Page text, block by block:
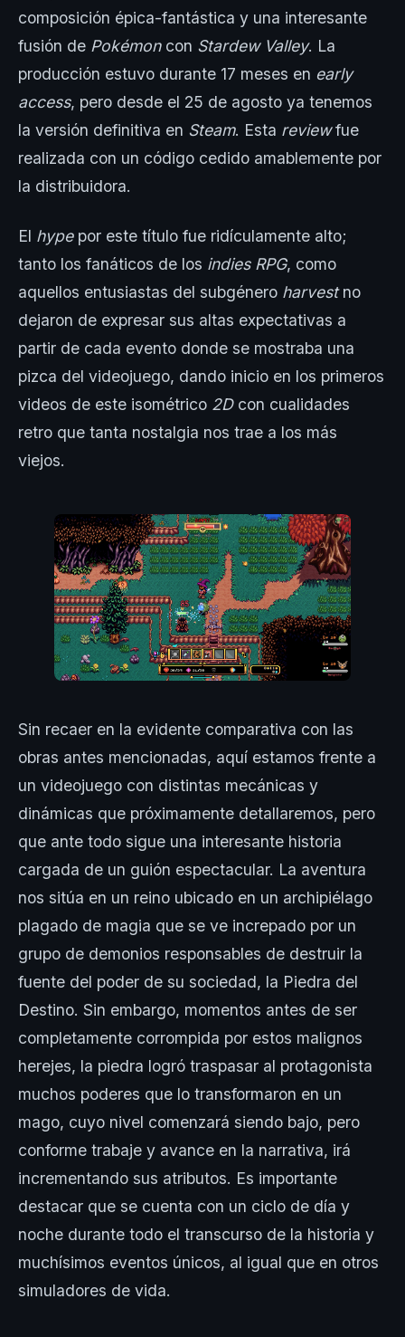
composición épica-fantástica y una interesante
fusión de Pokémon con Stardew Valley. La
producción estuvo durante 17 meses en early
access, pero desde el 25 de agosto ya tenemos
la versión definitiva en Steam. Esta reviewfue
realizada con un código cedido amablemente por
la distribuidora.
El hype por este título fue ridículamente alto;
tanto los fanáticos de los indies RPG, como
aquellos entusiastas del subgénero harvestno
dejaron de expresar sus altas expectativas a
partir de cada evento donde se mostraba una
pizca del videojuego, dando inicio en los primeros
videos de este isométrico 2D con cualidades
retro que tanta nostalgia nos trae a los más
viejos.
Sin recaer en la evidente comparativa con las
obras antes mencionadas, aquí estamos frente a
un videojuego con distintas mecánicas y
dinámicas que próximamente detallaremos, pero
que ante todo sigue una interesante historia
cargada de un guión espectacular. La aventura
nos sitúa en un reino ubicado en un archipiélago
plagado de magia que se ve increpado por un
grupo de demonios responsables de destruir la
fuente del poder de su sociedad, la Piedra del
Destino. Sin embargo, momentos antes de ser
completamente corrompida por estos malignos
herejes, la piedra logró traspasar al protagonista
muchos poderes que lo transformaron en un
mago, cuyo nivel comenzará siendo bajo, pero
conforme trabaje y avance en la narrativa, irá
incrementando sus atributos. Es importante
destacar que se cuenta con un ciclo de día y
noche durante todo el transcurso de la historia y
muchísimos eventos únicos, al igual que en otros
simuladores de vida.